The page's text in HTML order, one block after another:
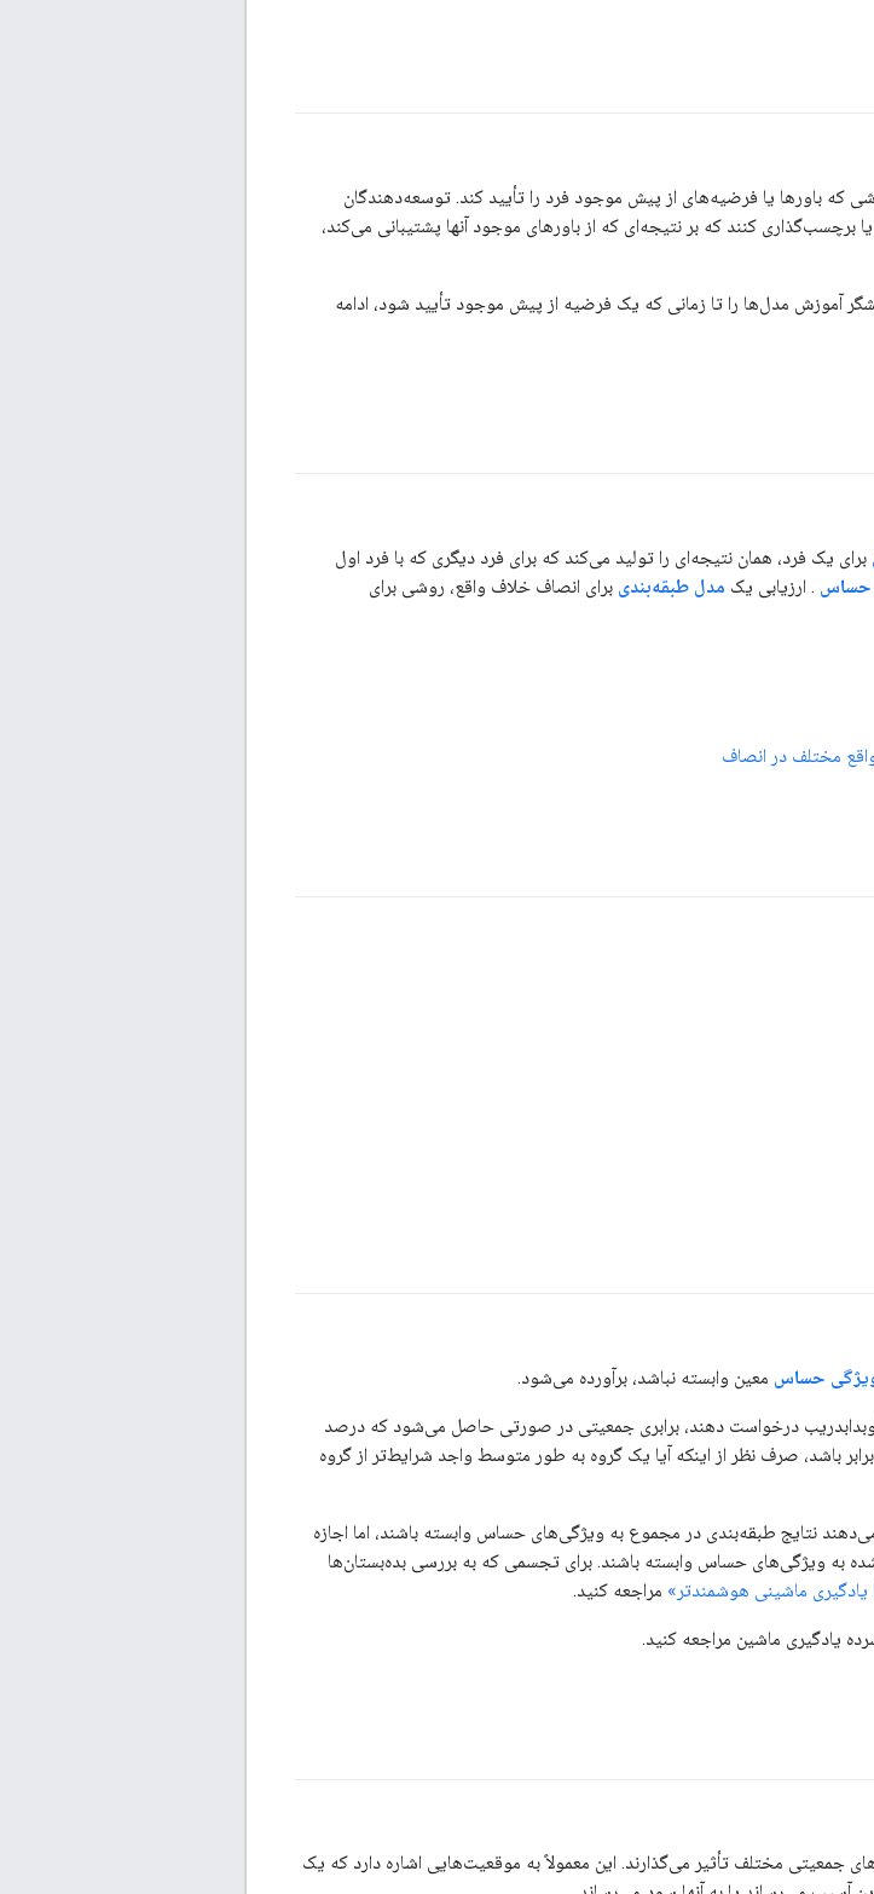
که باورها یا فرضیه‌های از پیش موجود فرد را تأیید کند. توسعه‌دهندگان
کنند که بر نتیجه‌ای که از باورهای موجود آنها پشتیبانی می‌کند،
آموزش مدل‌ها را تا زمانی که یک فرضیه از پیش موجود تأیید شود، ادامه
برای یک فرد، همان نتیجه‌ای را تولید می‌کند که برای فرد دیگری که با فرد اول
حساس . ارزیابی یک مدل طبقه‌بندی برای انصاف خلاف واقع، روشی برای
مختلف در انصاف
حساس معین وابسته نباشد، برآورده می‌شود.
گلوبدابدریب درخواست دهند، برابری جمعیتی در صورتی حاصل می‌شود که درصد
باشد، صرف نظر از اینکه آیا یک گروه به طور متوسط ​​واجد شرایط‌تر از گروه
می‌دهند نتایج طبقه‌بندی در مجموع به ویژگی‌های حساس وابسته باشند، اما اجازه
به ویژگی‌های حساس وابسته باشند. برای تجسمی که به بررسی بده‌بستان‌ها
ماشینی هوشمندتر» مراجعه کنید.
یادگیری ماشین مراجعه کنید.
جمعیتی مختلف تأثیر می‌گذارند. این معمولاً به موقعیت‌هایی اشاره دارد که یک